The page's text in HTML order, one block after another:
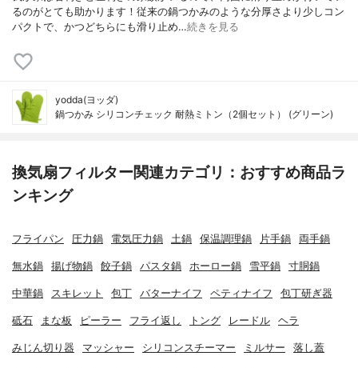
るのがとても助かります！従来の鍋つかみのような分厚さより少しコン
パクトで、かつどちらにも滑り止め…続きを見る
yodda(ヨッダ)
鍋つかみ シリコンチェック 耐熱ミトン（2個セット） (グリーン)
換気扇フィルター関連カテゴリ：おすすめ商品ラ
ンキング
フライパン 圧力鍋 電気圧力鍋 土鍋 保温調理鍋 片手鍋 両手鍋
無水鍋 揚げ物鍋 餃子鍋 パスタ鍋 ホーロー鍋 雪平鍋 寸胴鍋
中華鍋 スキレット 包丁 バターナイフ ペティナイフ 包丁研ぎ器
砥石 まな板 ピーラー フライ返し トング レードル ヘラ
みじん切り器 マッシャー シリコンスチーマー ミルサー 落し蓋